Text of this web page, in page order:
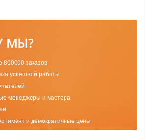
МЫ?
заказов
успешной работы
менеджеры и мастера
и демократичные цены